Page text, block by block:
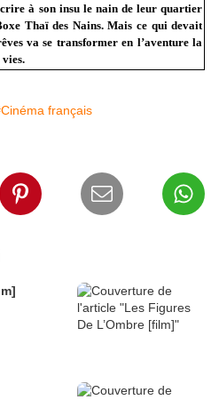
à son insu le nain de leur quartier
Thaï des Nains. Mais ce qui devait
va se transformer en l’aventure la
français